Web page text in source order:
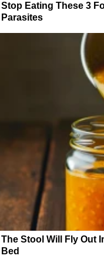
Stop Eating These 3
Parasites
The Stool Will Fly Out
Bed